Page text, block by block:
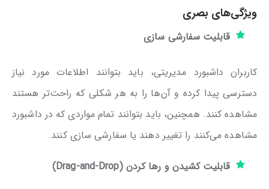
ویژگی‌های بصری
قابلیت سفارشی سازی
کاربران داشبورد مدیریتی، باید بتوانند اطلاعات مورد نیاز
دسترسی پیدا کرده و آن‌ها را به هر شکلی که راحت‌تر هستند
مشاهده کنند. همچنین، باید بتوانند تمام مواردی که در داشبورد
مشاهده می‌کنند را تغییر دهند یا سفارشی سازی کنند.
قابلیت کشیدن و رها کردن (Drag-and-Drop)